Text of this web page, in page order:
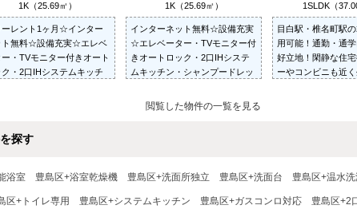
1K（25.69㎡）
ーレント1ヶ月☆インター
ト無料☆設備充実☆エレベ
ー・TVモニター付きオート
ク・2口IHシステムキッチ
1K（25.69㎡）
インターネット無料☆設備充実
☆エレベーター・TVモニター付
きオートロック・2口IHシステ
ムキッチン・シャンプードレッ
1SLDK（
目白駅・椎名町駅
用可能！通勤・通
好立地！閑静な住
ーやコンビニも近
閲覧した物件の一覧を見る
探す
浴室 豊島区+浴室乾燥機 豊島区+洗面所独立 豊島区+洗面台 豊島区+温水
区+トイレ専用 豊島区+システムキッチン 豊島区+ガスコンロ対応 豊島区+2